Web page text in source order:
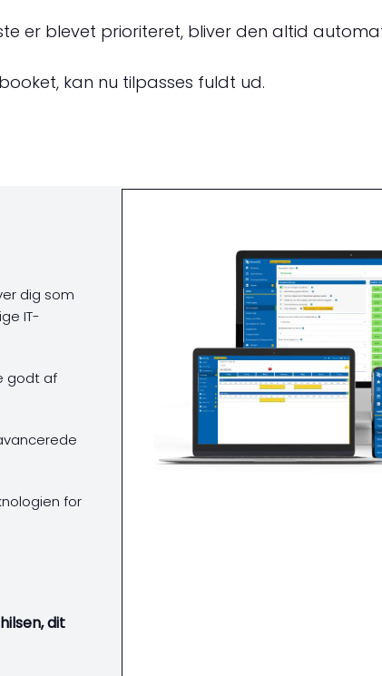
er blevet prioriteret, bliver den altid
kan nu tilpasses fuldt ud.
dig som
IT-
godt af
for
dit